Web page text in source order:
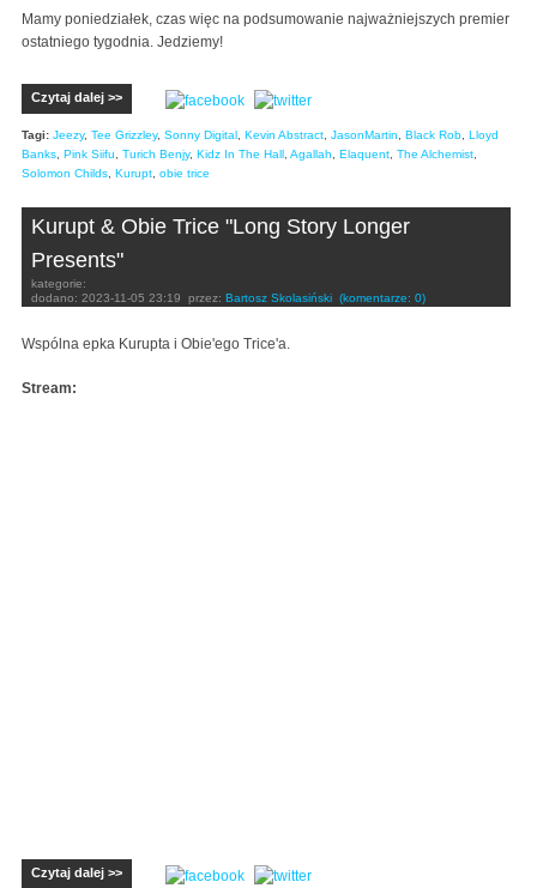
Mamy poniedziałek, czas więc na podsumowanie najważniejszych premier
ostatniego tygodnia. Jedziemy!
Czytaj dalej >>
Tagi: Jeezy, Tee Grizzley, Sonny Digital, Kevin Abstract, JasonMartin, Black Rob, Lloyd
Banks, Pink Siifu, Turich Benjy, Kidz In The Hall, Agallah, Elaquent, The Alchemist,
Solomon Childs, Kurupt, obie trice
Kurupt & Obie Trice "Long Story Longer
Presents"
kategorie:
dodano: 2023-11-05 23:19 przez: Bartosz Skolasiński (komentarze: 0)
Wspólna epka Kurupta i Obie'ego Trice'a.
Stream:
Czytaj dalej >>